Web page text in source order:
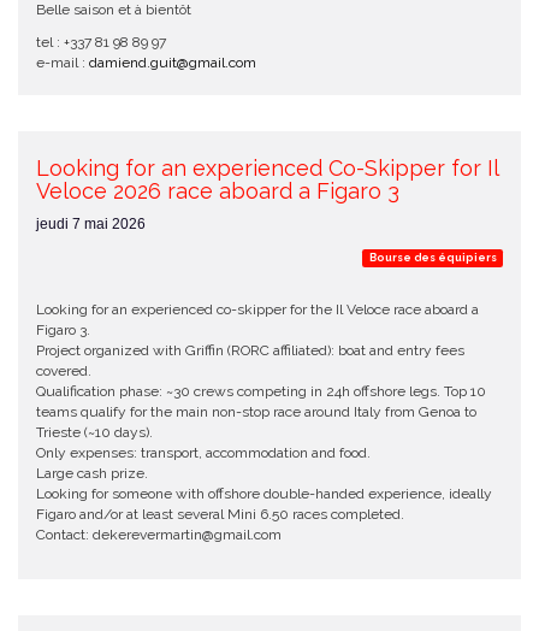
Belle saison et à bientôt
tel : +337 81 98 89 97
e-mail : damiend.guit@gmail.com
Looking for an experienced Co-Skipper for Il
Veloce 2026 race aboard a Figaro 3
jeudi 7 mai 2026
Bourse des équipiers
Looking for an experienced co-skipper for the Il Veloce race aboard a
Figaro 3.
Project organized with Griffin (RORC affiliated): boat and entry fees
covered.
Qualification phase: ~30 crews competing in 24h offshore legs. Top 10
teams qualify for the main non-stop race around Italy from Genoa to
Trieste (~10 days).
Only expenses: transport, accommodation and food.
Large cash prize.
Looking for someone with offshore double-handed experience, ideally
Figaro and/or at least several Mini 6.50 races completed.
Contact: dekerevermartin@gmail.com